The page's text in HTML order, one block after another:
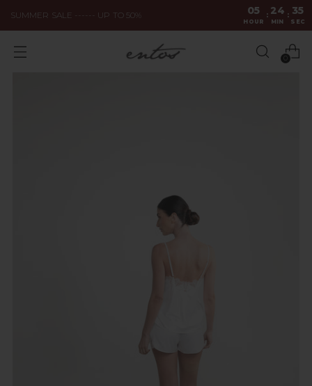
SUMMER SALE ------ UP TO 50% 05
HOUR
: 24
MIN
: 34
SEC